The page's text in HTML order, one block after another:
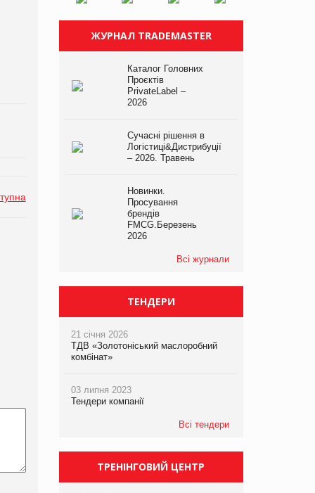
ЖУРНАЛ TRADEMASTER
Каталог Головних
Проєктів
PrivateLabel –
2026
Сучасні рішення в
Логістиці&Дистрибуції
– 2026. Травень
Новинки.
Просування
брендів
FMCG.Березень
2026
Всі журнали
ТЕНДЕРИ
21 січня 2026
ТДВ «Золотоніський маслоробний
комбінат»
03 липня 2023
Тендери компанії
Всі тендери
ТРЕНІНГОВИЙ ЦЕНТР